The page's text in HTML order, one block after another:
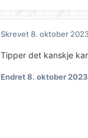
Skrevet8. oktober
Tipper det kanskje
Endret8. oktober 2023